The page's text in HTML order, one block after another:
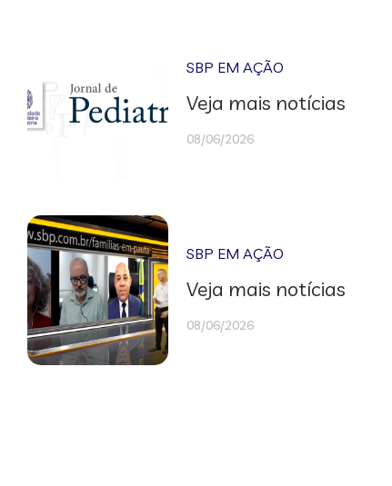
SBP EM AÇÃO
Veja mais notícias
08/06/2026
SBP EM AÇÃO
Veja mais notícias
08/06/2026